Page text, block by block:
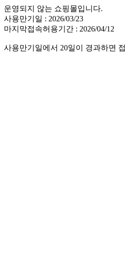
운영되지 않는 쇼핑몰입니다.
사용만기일 : 2026/03/23
마지막접속허용기간 : 2026/04/12
사용만기일에서 20일이 경과하면